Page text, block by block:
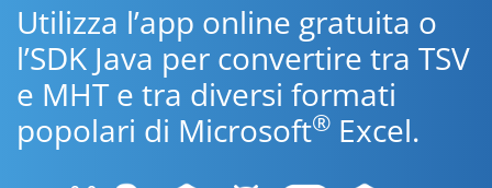
Utilizza l’app online gratuita o
l’SDK Java per convertire tra TSV
e MHT e tra diversi formati
popolari di Microsoft® Excel.